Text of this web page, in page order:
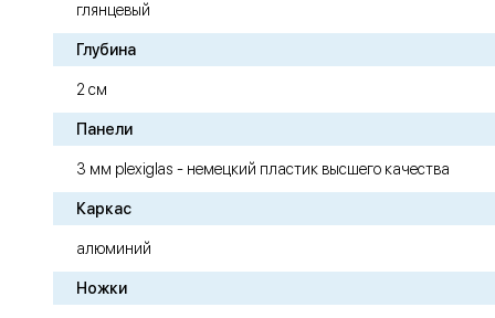
глянцевый
Глубина
2 см
Панели
3 мм plexiglas - немецкий пластик высшего качества
Каркас
алюминий
Ножки